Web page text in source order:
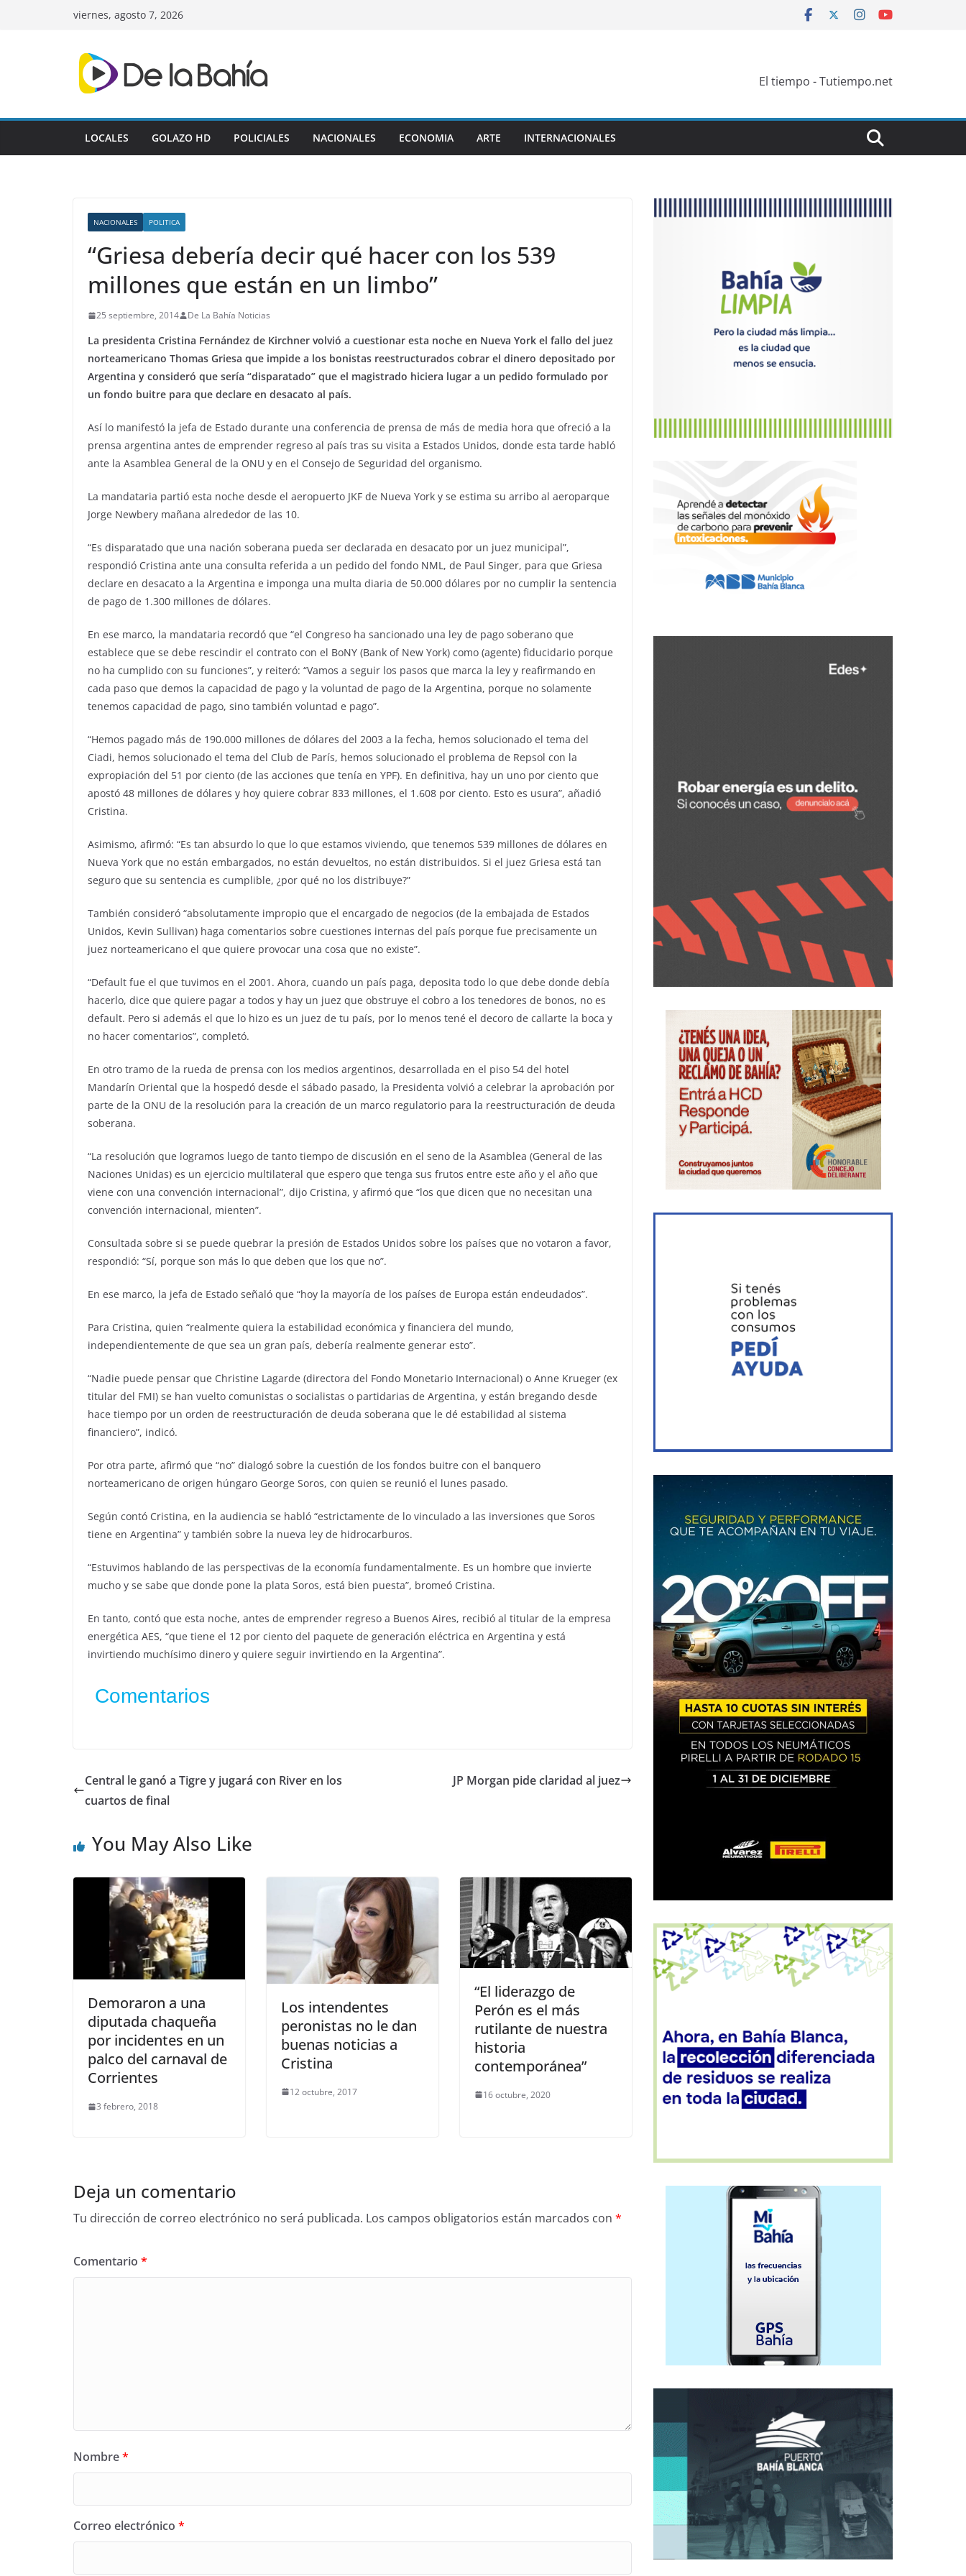
viernes, agosto 7, 2026
El tiempo - Tutiempo.net
LOCALES GOLAZO HD POLICIALES NACIONALES ECONOMIA ARTE INTERNACIONALES
NACIONALES POLITICA
“Griesa debería decir qué hacer con los 539
millones que están en un limbo”
25 septiembre, 2014 De La Bahía Noticias
La presidenta Cristina Fernández de Kirchner volvió a cuestionar esta noche en Nueva York el fallo del juez
norteamericano Thomas Griesa que impide a los bonistas reestructurados cobrar el dinero depositado por
Argentina y consideró que sería “disparatado” que el magistrado hiciera lugar a un pedido formulado por
un fondo buitre para que declare en desacato al país.
Así lo manifestó la jefa de Estado durante una conferencia de prensa de más de media hora que ofreció a la
prensa argentina antes de emprender regreso al país tras su visita a Estados Unidos, donde esta tarde habló
ante la Asamblea General de la ONU y en el Consejo de Seguridad del organismo.
La mandataria partió esta noche desde el aeropuerto JKF de Nueva York y se estima su arribo al aeroparque
Jorge Newbery mañana alrededor de las 10.
“Es disparatado que una nación soberana pueda ser declarada en desacato por un juez municipal”,
respondió Cristina ante una consulta referida a un pedido del fondo NML, de Paul Singer, para que Griesa
declare en desacato a la Argentina e imponga una multa diaria de 50.000 dólares por no cumplir la sentencia
de pago de 1.300 millones de dólares.
En ese marco, la mandataria recordó que “el Congreso ha sancionado una ley de pago soberano que
establece que se debe rescindir el contrato con el BoNY (Bank of New York) como (agente) fiducidario porque
no ha cumplido con su funciones”, y reiteró: “Vamos a seguir los pasos que marca la ley y reafirmando en
cada paso que demos la capacidad de pago y la voluntad de pago de la Argentina, porque no solamente
tenemos capacidad de pago, sino también voluntad e pago”.
“Hemos pagado más de 190.000 millones de dólares del 2003 a la fecha, hemos solucionado el tema del
Ciadi, hemos solucionado el tema del Club de París, hemos solucionado el problema de Repsol con la
expropiación del 51 por ciento (de las acciones que tenía en YPF). En definitiva, hay un uno por ciento que
apostó 48 millones de dólares y hoy quiere cobrar 833 millones, el 1.608 por ciento. Esto es usura”, añadió
Cristina.
Asimismo, afirmó: “Es tan absurdo lo que lo que estamos viviendo, que tenemos 539 millones de dólares en
Nueva York que no están embargados, no están devueltos, no están distribuidos. Si el juez Griesa está tan
seguro que su sentencia es cumplible, ¿por qué no los distribuye?”
También consideró “absolutamente impropio que el encargado de negocios (de la embajada de Estados
Unidos, Kevin Sullivan) haga comentarios sobre cuestiones internas del país porque fue precisamente un
juez norteamericano el que quiere provocar una cosa que no existe”.
“Default fue el que tuvimos en el 2001. Ahora, cuando un país paga, deposita todo lo que debe donde debía
hacerlo, dice que quiere pagar a todos y hay un juez que obstruye el cobro a los tenedores de bonos, no es
default. Pero si además el que lo hizo es un juez de tu país, por lo menos tené el decoro de callarte la boca y
no hacer comentarios”, completó.
En otro tramo de la rueda de prensa con los medios argentinos, desarrollada en el piso 54 del hotel
Mandarín Oriental que la hospedó desde el sábado pasado, la Presidenta volvió a celebrar la aprobación por
parte de la ONU de la resolución para la creación de un marco regulatorio para la reestructuración de deuda
soberana.
“La resolución que logramos luego de tanto tiempo de discusión en el seno de la Asamblea (General de las
Naciones Unidas) es un ejercicio multilateral que espero que tenga sus frutos entre este año y el año que
viene con una convención internacional”, dijo Cristina, y afirmó que “los que dicen que no necesitan una
convención internacional, mienten”.
Consultada sobre si se puede quebrar la presión de Estados Unidos sobre los países que no votaron a favor,
respondió: “Sí, porque son más lo que deben que los que no”.
En ese marco, la jefa de Estado señaló que “hoy la mayoría de los países de Europa están endeudados”.
Para Cristina, quien “realmente quiera la estabilidad económica y financiera del mundo,
independientemente de que sea un gran país, debería realmente generar esto”.
“Nadie puede pensar que Christine Lagarde (directora del Fondo Monetario Internacional) o Anne Krueger (ex
titular del FMI) se han vuelto comunistas o socialistas o partidarias de Argentina, y están bregando desde
hace tiempo por un orden de reestructuración de deuda soberana que le dé estabilidad al sistema
financiero”, indicó.
Por otra parte, afirmó que “no” dialogó sobre la cuestión de los fondos buitre con el banquero
norteamericano de origen húngaro George Soros, con quien se reunió el lunes pasado.
Según contó Cristina, en la audiencia se habló “estrictamente de lo vinculado a las inversiones que Soros
tiene en Argentina” y también sobre la nueva ley de hidrocarburos.
“Estuvimos hablando de las perspectivas de la economía fundamentalmente. Es un hombre que invierte
mucho y se sabe que donde pone la plata Soros, está bien puesta”, bromeó Cristina.
En tanto, contó que esta noche, antes de emprender regreso a Buenos Aires, recibió al titular de la empresa
energética AES, “que tiene el 12 por ciento del paquete de generación eléctrica en Argentina y está
invirtiendo muchísimo dinero y quiere seguir invirtiendo en la Argentina”.
Comentarios
Central le ganó a Tigre y jugará con River en los
cuartos de final
JP Morgan pide claridad al juez
You May Also Like
Demoraron a una
diputada chaqueña
por incidentes en un
palco del carnaval de
Corrientes
3 febrero, 2018
Los intendentes
peronistas no le dan
buenas noticias a
Cristina
12 octubre, 2017
“El liderazgo de
Perón es el más
rutilante de nuestra
historia
contemporánea”
16 octubre, 2020
Deja un comentario
Tu dirección de correo electrónico no será publicada. Los campos obligatorios están marcados con *
Comentario *
Nombre*
Correo electrónico *